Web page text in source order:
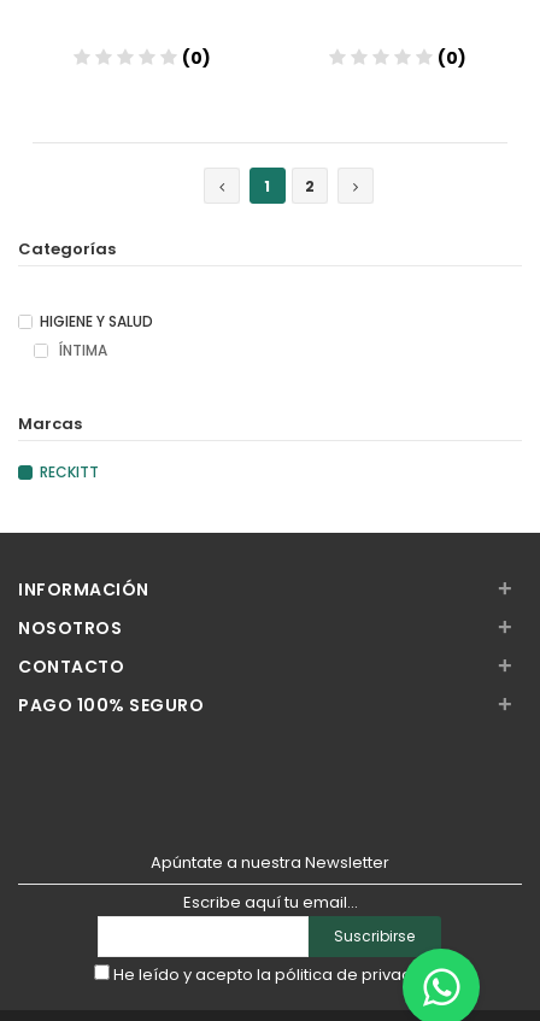
(0) (0)
1
2
Categorías
HIGIENE Y SALUD
ÍNTIMA
Marcas
RECKITT
INFORMACIÓN +
NOSOTROS +
CONTACTO +
PAGO 100% SEGURO +
Apúntate a nuestra Newsletter
Escribe aquí tu email...
Suscribirse
He leído y acepto la pólitica de privacidad